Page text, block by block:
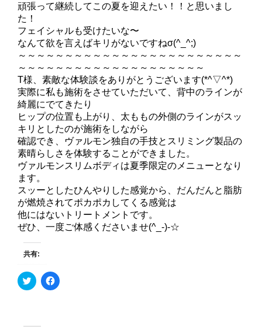
頑張って継続してこの夏を迎えたい！！と思いまし
た ！
フェイシャルも受けたいな〜
なんて欲を言えばキリがないですねσ(^_^;)
～～～～～～～～～～～～～～～～～～～～～～～～
～～～～～～～～～～～～～～～～～～～～
T様、素敵な体験談をありがとうございます(*^▽^*)
実際に私も施術をさせていただいて、背中のラインが
綺麗にでてきたり
ヒップの位置も上がり、太ももの外側のラインがスッ
キリとしたのが施術をしながら
確認でき、ヴァルモン独自の手技とスリミング製品の
素晴らしさを体験することができました。
ヴァルモンスリムボディは夏季限定のメニューとなり
ます。
スッーとしたひんやりした感覚から、だんだんと脂肪
が燃焼されてポカポカしてくる感覚は
他にはないトリートメントです。
ぜひ、一度ご体感くださいませ(^_-)-☆
共有:
ク
リ
T
F
a